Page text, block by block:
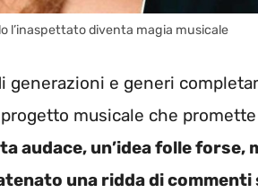
l’inaspettato diventa magia musicale
generazioni e generi
musicale che
audace, un’idea folle forse,
una ridda di commenti